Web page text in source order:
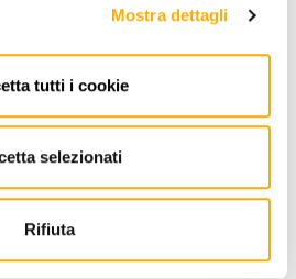
Mostra dettagli
tutti i cookie
selezionati
Rifiuta